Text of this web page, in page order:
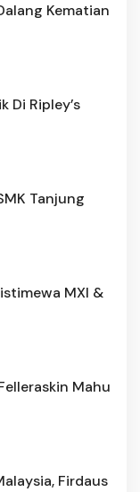
Kematian
Di Ripley’s
Tanjung
MXI &
Mahu
Firdaus